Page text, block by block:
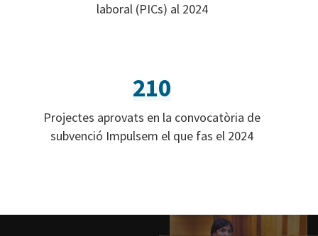
laboral (PICs) al 2024
210
Projectes aprovats en la convocatòria de
subvenció Impulsem el que fas el 2024